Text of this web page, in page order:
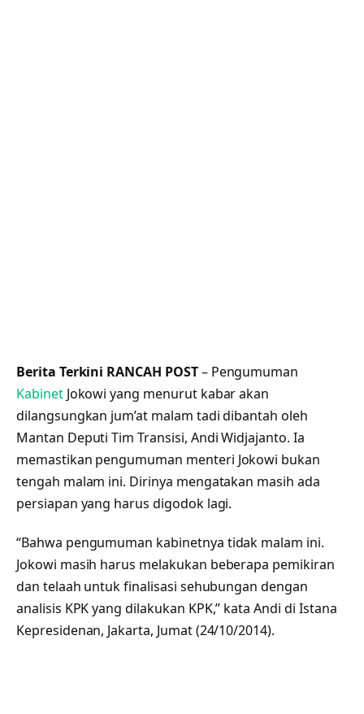
Berita Terkini RANCAH POST– Pengumuman
KabinetJokowi yang menurut kabar akan
dilangsungkan jum’at malam tadi dibantah oleh
Mantan Deputi Tim Transisi, Andi Widjajanto. Ia
memastikan pengumuman menteri Jokowi bukan
tengah malam ini. Dirinya mengatakan masih ada
persiapan yang harus digodok lagi.
“Bahwa pengumuman kabinetnya tidak malam ini.
Jokowi masih harus melakukan beberapa pemikiran
dan telaah untuk finalisasi sehubungan dengan
analisis KPK yang dilakukan KPK,” kata Andi di Istana
Kepresidenan, Jakarta, Jumat (24/10/2014).